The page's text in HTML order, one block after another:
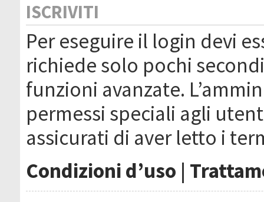
ISCRIVITI
Per eseguire il login devi
richiede solo pochi
funzioni avanzate.
permessi speciali agli
assicurati di aver letto i
Condizioni d’uso |